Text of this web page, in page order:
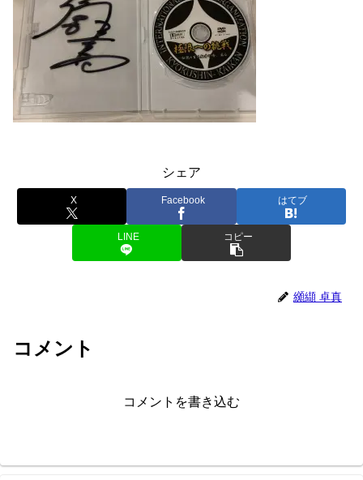
シェア
X Facebook はてブ
LINE コピー
纐纈 卓真
コメント
コメントを書き込む